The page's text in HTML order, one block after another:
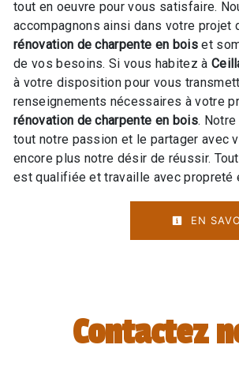
tout en oeuvre pour vous satisfaire.
accompagnons ainsi dans votre projet
rénovation de charpente en boiset
de vos besoins. Si vous habitez à
à votre disposition pour vous
renseignements nécessaires à votre
rénovation de charpente en bois.
tout notre passion et le partager avec
encore plus notre désir de réussir.
est qualifiée et travaille avec propreté
EN
Contactez